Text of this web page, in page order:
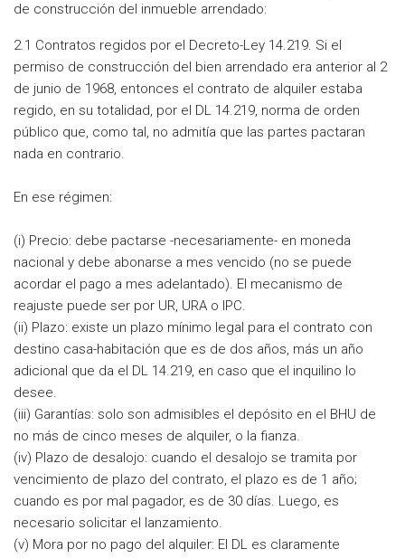
de construcción del inmueble arrendado:
2.1 Contratos regidos por el Decreto-Ley 14.219. Si el
permiso de construcción del bien arrendado era anterior al 2
de junio de 1968, entonces el contrato de alquiler estaba
regido, en su totalidad, por el DL 14.219, norma de orden
público que, como tal, no admitía que las partes pactaran
nada en contrario.
En ese régimen:
(i) Precio: debe pactarse -necesariamente- en moneda
nacional y debe abonarse a mes vencido (no se puede
acordar el pago a mes adelantado). El mecanismo de
reajuste puede ser por UR, URA o IPC.
(ii) Plazo: existe un plazo mínimo legal para el contrato con
destino casa-habitación que es de dos años, más un año
adicional que da el DL 14.219, en caso que el inquilino lo
desee.
(iii) Garantías: solo son admisibles el depósito en el BHU de
no más de cinco meses de alquiler, o la fianza.
(iv) Plazo de desalojo: cuando el desalojo se tramita por
vencimiento de plazo del contrato, el plazo es de 1 año;
cuando es por mal pagador, es de 30 días. Luego, es
necesario solicitar el lanzamiento.
(v) Mora por no pago del alquiler: El DL es claramente